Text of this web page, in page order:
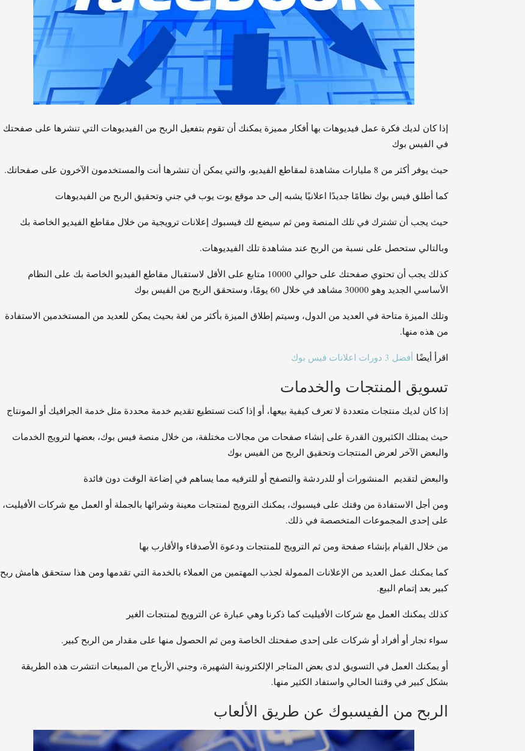
إذا كان لديك فكرة عمل فيديوهات بها أفكار مميزة يمكنك أن تقوم بتفعيل الربح من الفيديوهات التي تنشرها على صفحتك
في الفيس بوك
حيث يوفر أكثر من 8 مليارات مشاهدة لمقاطع الفيديو، والتي يمكن أن تنشرها أنت والمستخدمون الآخرون على صفحاتك.
كما أطلق فيس بوك نظامًا جديدًا اعلانيًا يشبه إلى حد موقع يوت يوب في جني وتحقيق الربح من الفيديوهات
حيث يجب أن تشترك في تلك المنصة ومن ثم سيضع لك فيسبوك إعلانات ترويجية من خلال مقاطع الفيديو الخاصة بك
وبالتالي ستحصل على نسبة من الربح عند مشاهدة تلك الفيديوهات.
كذلك يجب أن تحتوي صفحتك على حوالي 10000 متابع على الأقل لاستقبال مقاطع الفيديو الخاصة بك على النظام
الأساسي الجديد وهو 30000 مشاهد في خلال 60 يومًا، وستحقق الربح من الفيس بوك
وتلك الميزة متاحة في العديد من الدول، وسيتم إطلاق الميزة بأكثر من لغة بحيث يمكن للعديد من المستخدمين الاستفادة
من هذه منها.
اقرأ أيضًا أفضل 3 دورات اعلانات فيس بوك
تسويق المنتجات والخدمات
إذا كان لديك منتجات متعددة لا تعرف كيفية بيعها، أو إذا كنت تستطيع تقديم خدمة محددة مثل خدمة الجرافيك أو المونتاج
حيث يمتلك الكثيرون القدرة على إنشاء صفحات من مجالات مختلفة، من خلال منصة فيس بوك، بعضها لترويج الخدمات
والبعض الآخر لعرض المنتجات وتحقيق الربح من الفيس بوك
والبعض لتقديم المنشورات أو للدردشة والتصفح أو للترفيه مما يساهم في إضاعة الوقت دون فائدة
ومن أجل الاستفادة من وقتك على فيسبوك، يمكنك الترويج لمنتجات معينة وشرائها بالجملة أو العمل مع شركات الأفيليت،
على إحدى المجموعات المتخصصة في ذلك.
من خلال القيام بإنشاء صفحة ومن ثم الترويج للمنتجات ودعوة الأصدقاء والأقارب بها
كما يمكنك عمل العديد من الإعلانات الممولة لجذب المهتمين من العملاء بالخدمة التي تقدمها ومن هذا ستحقق هامش ربح
كبير بعد إتمام البيع.
كذلك يمكنك العمل مع شركات الأفيليت كما ذكرنا وهي عبارة عن الترويج لمنتجات الغير
سواء تجار أو أفراد أو شركات على إحدى صفحتك الخاصة ومن ثم الحصول منها على مقدار من الربح كبير.
أو يمكنك العمل في التسويق لدى بعض المتاجر الإلكترونية الشهيرة، وجني الأرباح من المبيعات انتشرت هذه الطريقة
بشكل كبير في وقتنا الحالي واستفاد الكثير منها.
الربح من الفيسبوك عن طريق الألعاب